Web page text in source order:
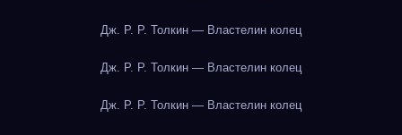
Дж. Р. Р. Толкин — Властелин колец
Дж. Р. Р. Толкин — Властелин колец
Дж. Р. Р. Толкин — Властелин колец